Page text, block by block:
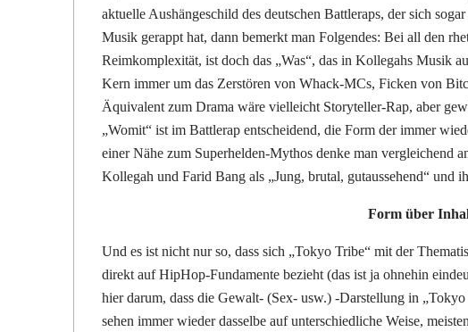
aktuelle Aushängeschild des deutschen Battleraps, der sich
Musik gerappt hat, dann bemerkt man Folgendes: Bei all den
Reimkomplexität, ist doch das „Was“, das in Kollegahs Musik
Kern immer um das Zerstören von Whack-MCs, Ficken von
Äquivalent zum Drama wäre vielleicht Storyteller-Rap, aber
„Womit“ ist im Battlerap entscheidend, die Form der immer
einer Nähe zum Superhelden-Mythos denke man vergleichend
Kollegah und Farid Bang als „Jung, brutal, gutaussehend“ und
Form über
Und es ist nicht nur so, dass sich „Tokyo Tribe“ mit der
direkt auf HipHop-Fundamente bezieht (das ist ja ohnehin
hier darum, dass die Gewalt- (Sex- usw.) -Darstellung in
sehen immer wieder dasselbe auf unterschiedliche Weise,